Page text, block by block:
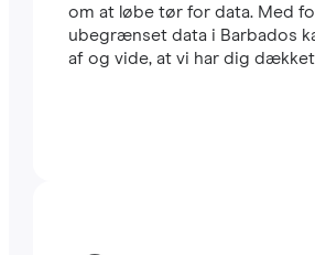
om at løbe tør for data. Med
ubegrænset data i Barbados
af og vide, at vi har dig